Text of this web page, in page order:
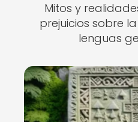
Mitos y
prejuicios sobre
lenguas